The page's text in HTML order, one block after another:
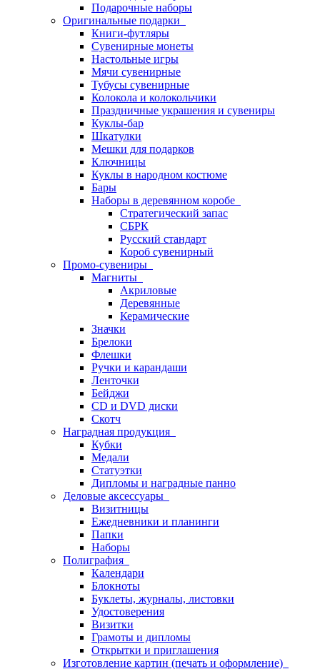
Подарочные наборы
Оригинальные подарки
Книги-футляры
Сувенирные монеты
Настольные игры
Мячи сувенирные
Тубусы сувенирные
Колокола и колокольчики
Праздничные украшения и сувениры
Куклы-бар
Шкатулки
Мешки для подарков
Ключницы
Куклы в народном костюме
Бары
Наборы в деревянном коробе
Стратегический запас
СБРК
Русский стандарт
Короб сувенирный
Промо-сувениры
Магниты
Акриловые
Деревянные
Керамические
Значки
Брелоки
Флешки
Ручки и карандаши
Ленточки
Бейджи
CD и DVD диски
Скотч
Наградная продукция
Кубки
Медали
Статуэтки
Дипломы и наградные панно
Деловые аксессуары
Визитницы
Ежедневники и планинги
Папки
Наборы
Полиграфия
Календари
Блокноты
Буклеты, журналы, листовки
Удостоверения
Визитки
Грамоты и дипломы
Открытки и приглашения
Изготовление картин (печать и оформление)